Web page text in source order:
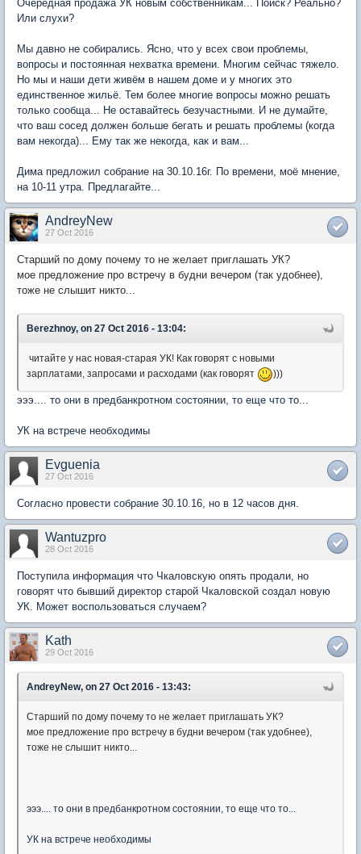
Очередная продажа УК новым собственникам... Поиск? Реально?
Или слухи?
Мы давно не собирались. Ясно, что у всех свои проблемы,
вопросы и постоянная нехватка времени. Многим сейчас тяжело.
Но мы и наши дети живём в нашем доме и у многих это
единственное жильё. Тем более многие вопросы можно решать
только сообща... Не оставайтесь безучастными. И не думайте,
что ваш сосед должен больше бегать и решать проблемы (когда
вам некогда)... Ему так же некогда, как и вам...
Дима предложил собрание на 30.10.16г. По времени, моё мнение,
на 10-11 утра. Предлагайте...
AndreyNew
27 Oct 2016
Старший по дому почему то не желает приглашать УК?
мое предложение про встречу в будни вечером (так удобнее),
тоже не слышит никто...
Berezhnoy, on 27 Oct 2016 - 13:04:
читайте у нас новая-старая УК! Как говорят с новыми
зарплатами, запросами и расходами (как говорят
)))
эээ.... то они в предбанкротном состоянии, то еще что то...
УК на встрече необходимы
Evguenia
27 Oct 2016
Согласно провести собрание 30.10.16, но в 12 часов дня.
Wantuzpro
28 Oct 2016
Поступила информация что Чкаловскую опять продали, но
говорят что бывший директор старой Чкаловской создал новую
УК. Может воспользоваться случаем?
Kath
29 Oct 2016
AndreyNew, on 27 Oct 2016 - 13:43:
Старший по дому почему то не желает приглашать УК?
мое предложение про встречу в будни вечером (так удобнее),
тоже не слышит никто...
эээ.... то они в предбанкротном состоянии, то еще что то...
УК на встрече необходимы